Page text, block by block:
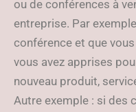
ou de conférences à
entreprise. Par
conférence et que
vous avez apprises
nouveau produit,
Autre exemple : si des